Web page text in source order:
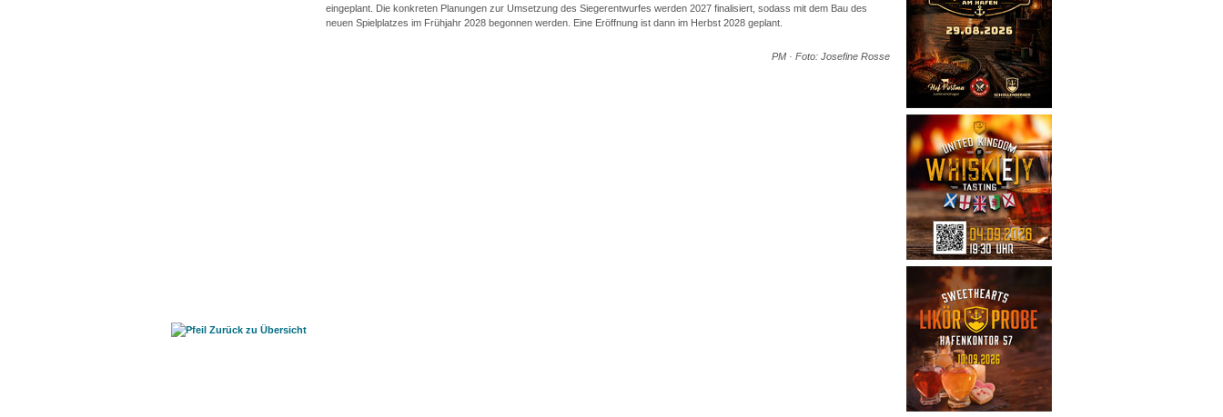
eingeplant. Die konkreten Planungen zur Umsetzung des Siegerentwurfes werden 2027 finalisiert, sodass mit dem Bau des
neuen Spielplatzes im Frühjahr 2028 begonnen werden. Eine Eröffnung ist dann im Herbst 2028 geplant.
PM · Foto: Josefine Rosse
Zurück zu Übersicht